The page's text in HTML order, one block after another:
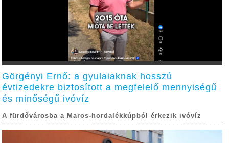
Görgényi Ernő: a gyulaiaknak hosszú
évtizedekre biztosított a megfelelő mennyiségű
és minőségű ivóvíz
A fürdővárosba a Maros-hordalékkúpból érkezik ivóvíz